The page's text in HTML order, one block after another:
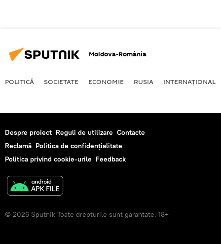
Moldova-România
POLITICĂ SOCIETATE ECONOMIE RUSIA INTERNAŢIONAL
Despre proiect Reguli de utilizare Contacte
Reclamă Politica de confidențialitate
Politica privind cookie-urile Feedback
© 2026 Sputnik Toate drepturile sunt garantate. 18+